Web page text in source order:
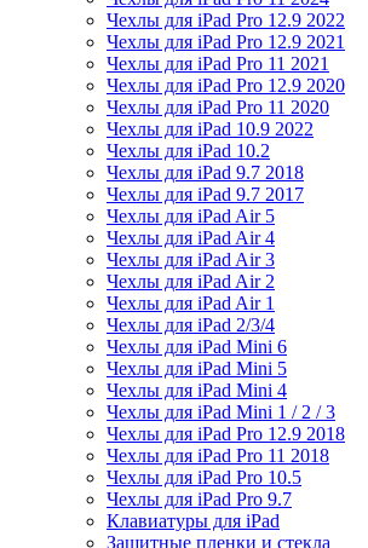
Чехлы для iPad Pro 12.9 2022
Чехлы для iPad Pro 12.9 2021
Чехлы для iPad Pro 11 2021
Чехлы для iPad Pro 12.9 2020
Чехлы для iPad Pro 11 2020
Чехлы для iPad 10.9 2022
Чехлы для iPad 10.2
Чехлы для iPad 9.7 2018
Чехлы для iPad 9.7 2017
Чехлы для iPad Air 5
Чехлы для iPad Air 4
Чехлы для iPad Air 3
Чехлы для iPad Air 2
Чехлы для iPad Air 1
Чехлы для iPad 2/3/4
Чехлы для iPad Mini 6
Чехлы для iPad Mini 5
Чехлы для iPad Mini 4
Чехлы для iPad Mini 1 / 2 / 3
Чехлы для iPad Pro 12.9 2018
Чехлы для iPad Pro 11 2018
Чехлы для iPad Pro 10.5
Чехлы для iPad Pro 9.7
Клавиатуры для iPad
Защитные пленки и стекла